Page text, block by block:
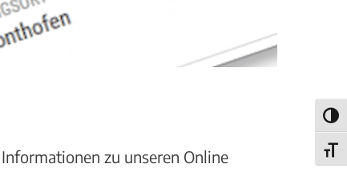
zu unseren Online